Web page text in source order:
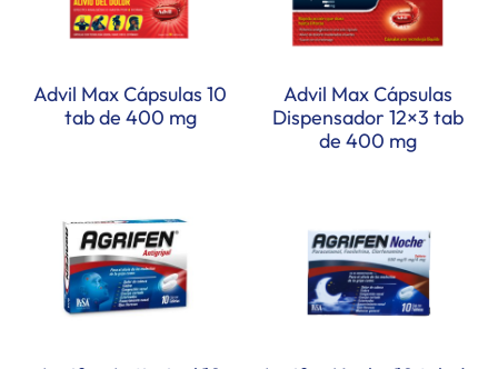
Advil Max Cápsulas 10
tab de 400 mg
Advil Max Cápsulas
Dispensador 12×3 tab
de 400 mg